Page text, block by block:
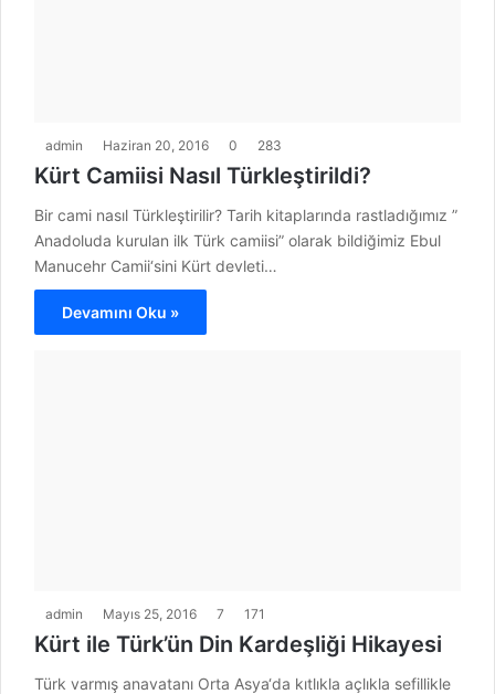
admin Haziran 20, 2016 0 283
Kürt Camiisi Nasıl Türkleştirildi?
Bir cami nasıl Türkleştirilir? Tarih kitaplarında rastladığımız ”
Anadoluda kurulan ilk Türk camiisi” olarak bildiğimiz Ebul
Manucehr Camii‘sini Kürt devleti…
Devamını Oku »
admin Mayıs 25, 2016 7 171
Kürt ile Türk’ün Din Kardeşliği Hikayesi
Türk varmış anavatanı Orta Asya‘da kıtlıkla açlıkla sefillikle